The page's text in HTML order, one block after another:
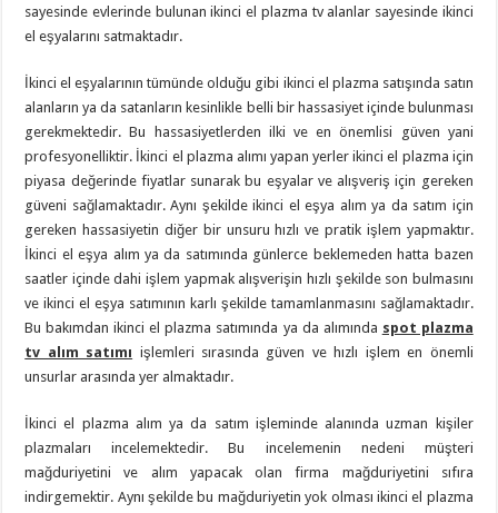
sayesinde evlerinde bulunan ikinci el plazma tv alanlar sayesinde ikinci
el eşyalarını satmaktadır.
İkinci el eşyalarının tümünde olduğu gibi ikinci el plazma satışında satın
alanların ya da satanların kesinlikle belli bir hassasiyet içinde bulunması
gerekmektedir. Bu hassasiyetlerden ilki ve en önemlisi güven yani
profesyonelliktir. İkinci el plazma alımı yapan yerler ikinci el plazma için
piyasa değerinde fiyatlar sunarak bu eşyalar ve alışveriş için gereken
güveni sağlamaktadır. Aynı şekilde ikinci el eşya alım ya da satım için
gereken hassasiyetin diğer bir unsuru hızlı ve pratik işlem yapmaktır.
İkinci el eşya alım ya da satımında günlerce beklemeden hatta bazen
saatler içinde dahi işlem yapmak alışverişin hızlı şekilde son bulmasını
ve ikinci el eşya satımının karlı şekilde tamamlanmasını sağlamaktadır.
Bu bakımdan ikinci el plazma satımında ya da alımında spot plazma
tv alım satımı işlemleri sırasında güven ve hızlı işlem en önemli
unsurlar arasında yer almaktadır.
İkinci el plazma alım ya da satım işleminde alanında uzman kişiler
plazmaları incelemektedir. Bu incelemenin nedeni müşteri
mağduriyetini ve alım yapacak olan firma mağduriyetini sıfıra
indirgemektir. Aynı şekilde bu mağduriyetin yok olması ikinci el plazma